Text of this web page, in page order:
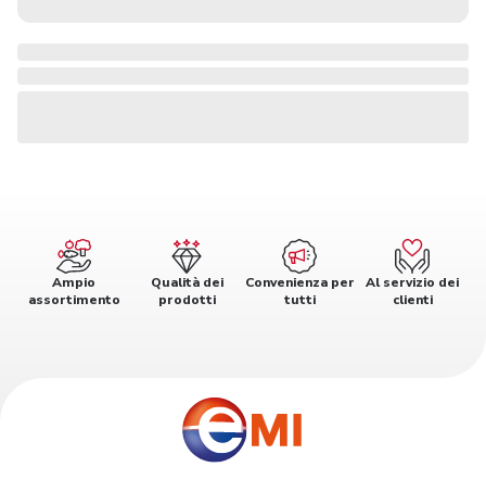
Ampio
assortimento
Qualità dei
prodotti
Convenienza per
tutti
Al servizio dei
clienti